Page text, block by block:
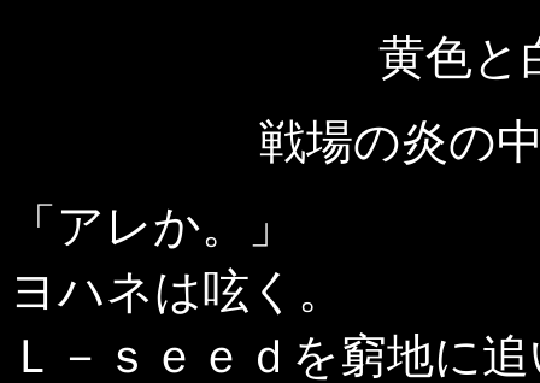
黄色と
戦場の炎の
「アレか。」
ヨハネは呟く。
Ｌ－ｓｅｅｄを窮地に